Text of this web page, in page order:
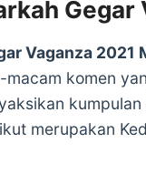
Gegar
Vaganza 2021
komen
merupakan